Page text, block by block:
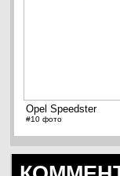
Opel Speedster
#10 фото